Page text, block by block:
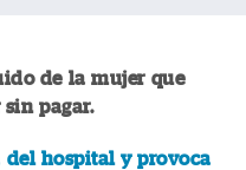
de la mujer que
pagar.
del hospital y provoca